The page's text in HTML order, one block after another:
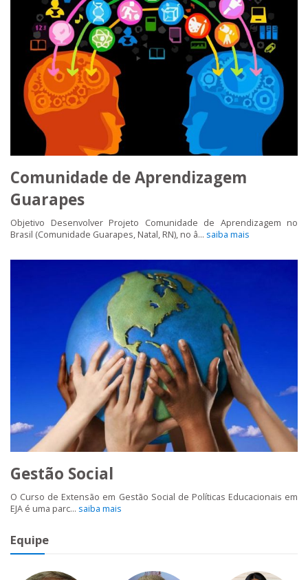
Comunidade de Aprendizagem
Guarapes
Objetivo Desenvolver Projeto Comunidade de Aprendizagem no
Brasil (Comunidade Guarapes, Natal, RN), no â... saiba mais
Gestão Social
O Curso de Extensão em Gestão Social de Políticas Educacionais em
EJA é uma parc... saiba mais
Equipe